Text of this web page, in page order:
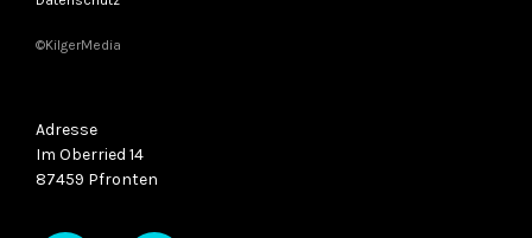
©KilgerMedia
Adresse
Im Oberried 14
87459 Pfronten